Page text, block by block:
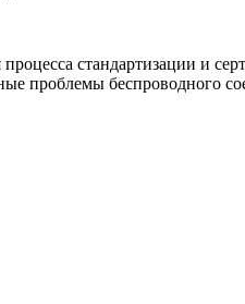
стандартизации и
проблемы беспроводного